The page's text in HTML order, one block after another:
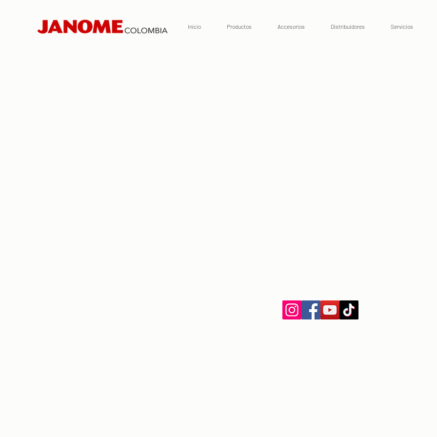
Inicio Productos Accesorios Distribuidores Servicios